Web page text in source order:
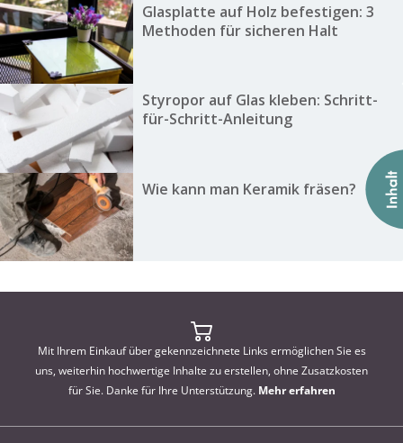
Glasplatte auf Holz befestigen: 3
Methoden für sicheren Halt
Styropor auf Glas kleben: Schritt-
für-Schritt-Anleitung
Wie kann man Keramik fräsen?
Mit Ihrem Einkauf über gekennzeichnete Links ermöglichen Sie es
uns, weiterhin hochwertige Inhalte zu erstellen, ohne Zusatzkosten
für Sie. Danke für Ihre Unterstützung. Mehr erfahren